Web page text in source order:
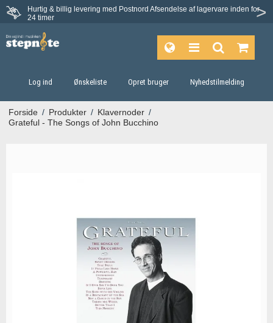
Hurtig & billig levering med Postnord Afsendelse af lagervare inden for
24 timer
Fortrydelsesret på 30 dage
Log ind Ønskeliste Opret bruger Nyhedstilmelding
Forside / Produkter / Klavernoder /
Grateful - The Songs of John Bucchino